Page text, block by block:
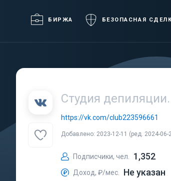
БИРЖА БЕЗОПАСНАЯ
Студия
https://vk.com/club223596661
Добавлено: 2023-12-11 (ред. 2024-06-
Подписчики, чел. 1,352
Доход, ₽/мес. Не указан